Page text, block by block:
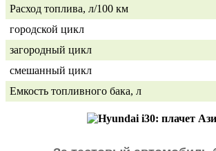
Расход топлива, л/100 км
городской цикл
загородный цикл
смешанный цикл
Емкость топливного бака, л